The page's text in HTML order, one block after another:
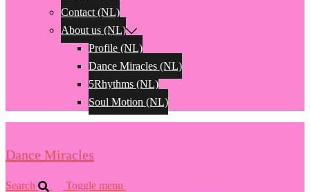
Contact (NL)
About us (NL)
Profile (NL)
Dance Miracles (NL)
5Rhythms (NL)
Soul Motion (NL)
Dance Miracles
Search Toggle menu